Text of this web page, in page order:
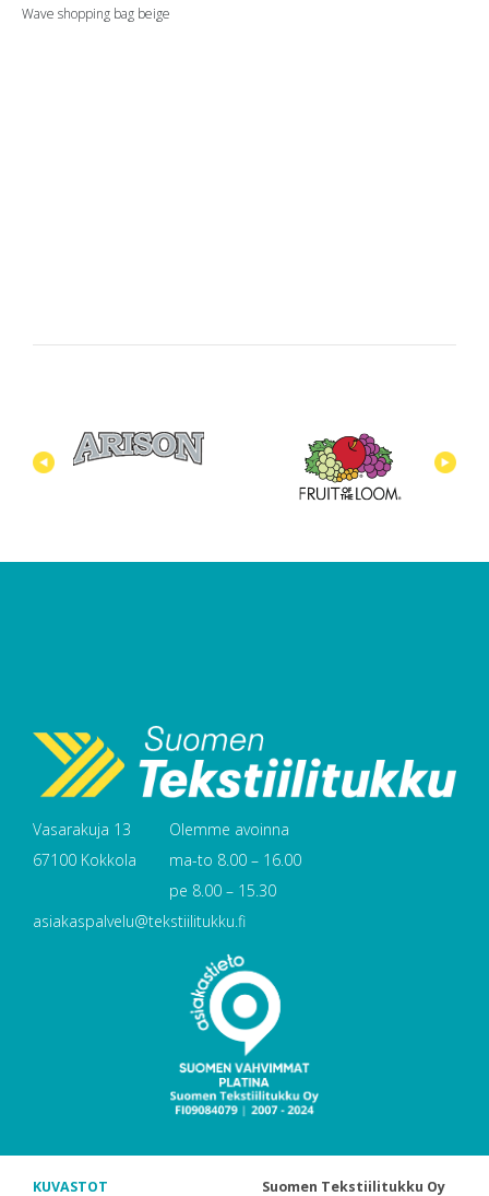
Wave shopping bag beige
Vasarakuja 13
67100 Kokkola
Olemme avoinna
ma-to 8.00 – 16.00
pe 8.00 – 15.30
asiakaspalvelu@tekstiilitukku.fi
KUVASTOT Suomen Tekstiilitukku Oy